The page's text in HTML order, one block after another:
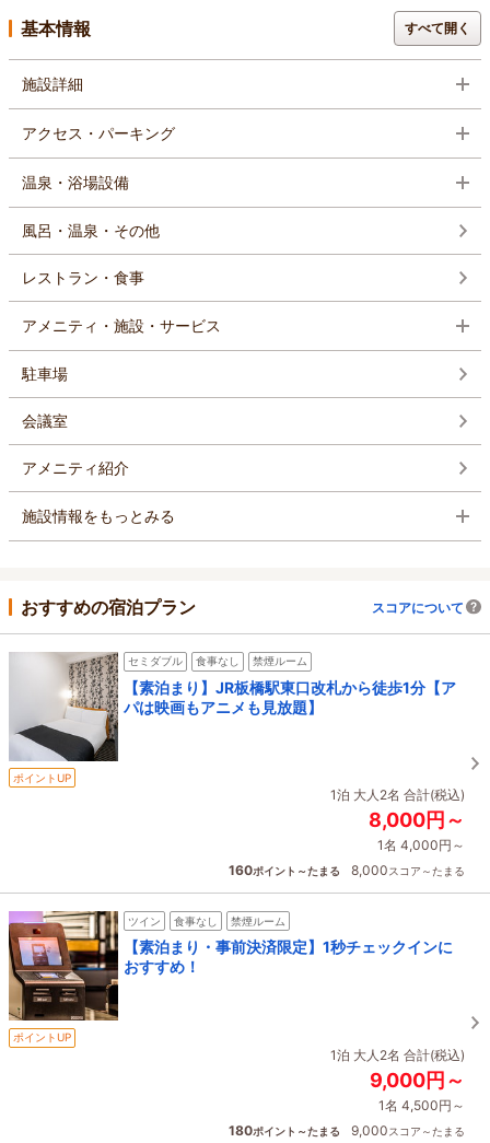
基本情報 すべて開く
施設詳細
アクセス・パーキング
温泉・浴場設備
風呂・温泉・その他
レストラン・食事
アメニティ・施設・サービス
駐車場
会議室
アメニティ紹介
施設情報をもっとみる
おすすめの宿泊プラン スコアについて
セミダブル 食事なし 禁煙ルーム
【素泊まり】JR板橋駅東口改札から徒歩1分【ア
パは映画もアニメも見放題】
ポイントUP
1泊 大人2名 合計(税込)
8,000円～
1名 4,000円～
160ポイント～たまる 8,000スコア～たまる
ツイン 食事なし 禁煙ルーム
【素泊まり・事前決済限定】1秒チェックインに
おすすめ！
ポイントUP
1泊 大人2名 合計(税込)
9,000円～
1名 4,500円～
180ポイント～たまる 9,000スコア～たまる